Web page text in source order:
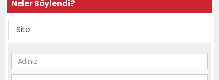
Neler Söylendi?
Site